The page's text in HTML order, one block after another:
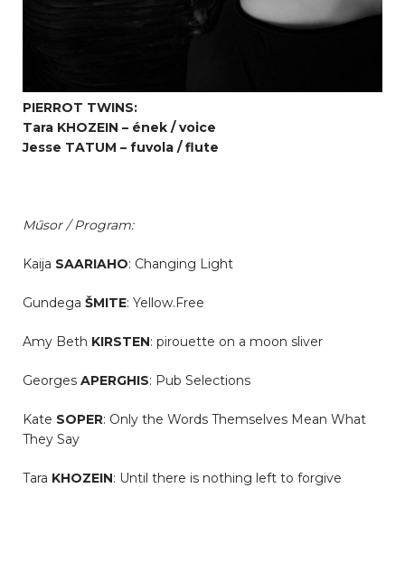
PIERROT TWINS:
Tara KHOZEIN – ének / voice
Jesse TATUM – fuvola / flute
Műsor / Program:
Kaija SAARIAHO: Changing Light
Gundega ŠMITE: Yellow.Free
Amy Beth KIRSTEN: pirouette on a moon sliver
Georges APERGHIS: Pub Selections
Kate SOPER: Only the Words Themselves Mean What
They Say
Tara KHOZEIN: Until there is nothing left to forgive